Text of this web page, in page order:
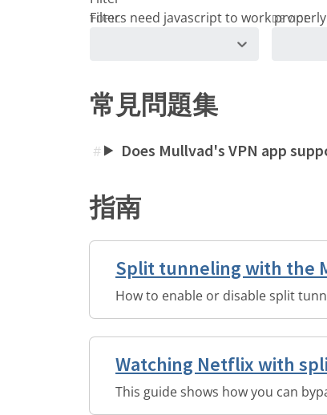
TOPIC DEVICE
常見問題集
# Does Mullvad's VPN app
指南
Split tunneling with the
How to enable or disable split
Watching Netflix with
This guide shows how you can